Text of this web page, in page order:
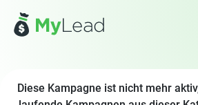
Diese Kampagne ist nicht mehr